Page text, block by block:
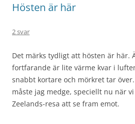
Hösten är här
2 svar
Det märks tydligt att hösten är här.
fortfarande är lite värme kvar i
snabbt kortare och mörkret tar
måste jag medge, speciellt nu när
Zeelands-resa att se fram emot.